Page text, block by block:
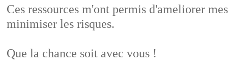
Ces ressources m'ont permis d'ameliorer
minimiser les risques.
Que la chance soit avec vous !